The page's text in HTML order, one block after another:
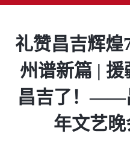
礼赞昌吉辉煌
州谱新篇 | 援
昌吉了！——
年文艺